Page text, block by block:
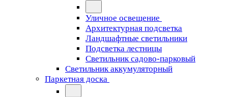
Уличное освещение
Архитектурная подсветка
Ландшафтные светильники
Подсветка лестницы
Светильник садово-парковый
Светильник аккумуляторный
Паркетная доска